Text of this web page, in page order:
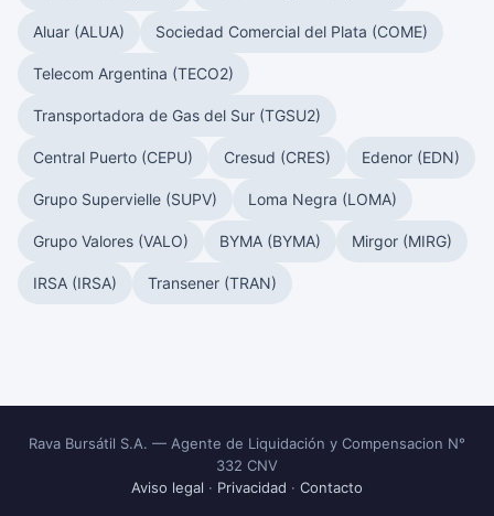
Aluar (ALUA) Sociedad Comercial del Plata (COME)
Telecom Argentina (TECO2)
Transportadora de Gas del Sur (TGSU2)
Central Puerto (CEPU) Cresud (CRES) Edenor (EDN)
Grupo Supervielle (SUPV) Loma Negra (LOMA)
Grupo Valores (VALO) BYMA (BYMA) Mirgor (MIRG)
IRSA (IRSA) Transener (TRAN)
Rava Bursátil S.A. — Agente de Liquidación y Compensacion N°
332 CNV
Aviso legal · Privacidad · Contacto